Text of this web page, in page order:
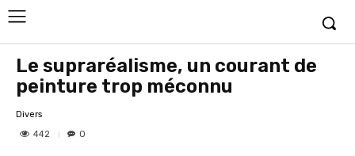
Le supraréalisme, un courant de
peinture trop méconnu
Divers
442
0